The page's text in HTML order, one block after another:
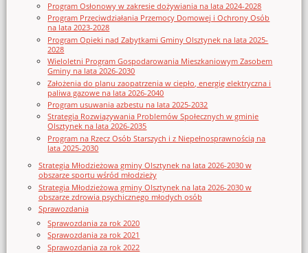
Program Osłonowy w zakresie dożywiania na lata 2024-2028
Program Przeciwdziałania Przemocy Domowej i Ochrony Osób
na lata 2023-2028
Program Opieki nad Zabytkami Gminy Olsztynek na lata 2025-
2028
Wieloletni Program Gospodarowania Mieszkaniowym Zasobem
Gminy na lata 2026-2030
Założenia do planu zaopatrzenia w ciepło, energię elektryczna i
paliwa gazowe na lata 2026-2040
Program usuwania azbestu na lata 2025-2032
Strategia Rozwiązywania Problemów Społecznych w gminie
Olsztynek na lata 2026-2035
Program na Rzecz Osób Starszych i z Niepełnosprawnością na
lata 2025-2030
Strategia Młodzieżowa gminy Olsztynek na lata 2026-2030 w
obszarze sportu wśród młodzieży
Strategia Młodzieżowa gminy Olsztynek na lata 2026-2030 w
obszarze zdrowia psychicznego młodych osób
Sprawozdania
Sprawozdania za rok 2020
Sprawozdania za rok 2021
Sprawozdania za rok 2022